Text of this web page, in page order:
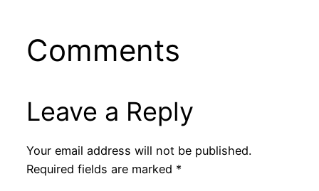
Comments
Leave a Reply
Your email address will not be published.
Required fields are marked *